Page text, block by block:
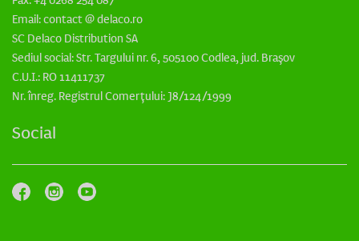
Email: contact @ delaco.ro
SC Delaco Distribution SA
Sediul social: Str. Targului nr. 6, 505100 Codlea, jud. Brașov
C.U.I.: RO 11411737
Nr. înreg. Registrul Comerțului: J8/124/1999
Social